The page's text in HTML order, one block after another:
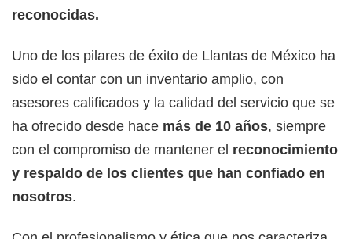
reconocidas.
Uno de los pilares de éxito de Llantas de México ha
sido el contar con un inventario amplio, con
asesores calificados y la calidad del servicio que se
ha ofrecido desde hace más de 10 años, siempre
con el compromiso de mantener el reconocimiento
y respaldo de los clientes que han confiado en
nosotros.